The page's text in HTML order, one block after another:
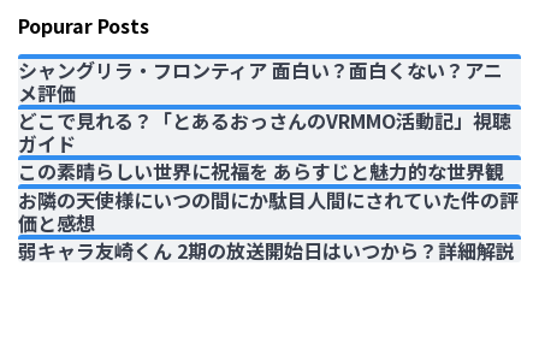
Popurar Posts
シャングリラ・フロンティア 面白い？面白くない？アニ
メ評価
どこで見れる？「とあるおっさんのVRMMO活動記」視聴
ガイド
この素晴らしい世界に祝福を あらすじと魅力的な世界観
お隣の天使様にいつの間にか駄目人間にされていた件の評
価と感想
弱キャラ友崎くん 2期の放送開始日はいつから？詳細解説